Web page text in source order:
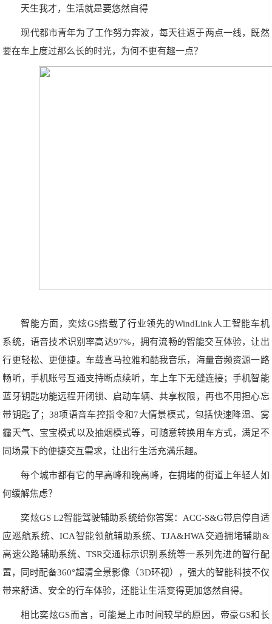
天生我才，生活就是要悠然自得
现代都市青年为了工作努力奔波，每天往返于两点一线，既然
要在车上度过那么长的时光，为何不更有趣一点？
智能方面，奕炫GS搭载了行业领先的WindLink人工智能车机
系统，语音技术识别率高达97%，拥有流畅的智能交互体验，让出
行更轻松、更便捷。车载喜马拉雅和酷我音乐，海量音频资源一路
畅听，手机账号互通支持断点续听，车上车下无缝连接；手机智能
蓝牙钥匙功能远程开闭锁、启动车辆、共享权限，再也不用担心忘
带钥匙了；38项语音车控指令和7大情景模式，包括快速降温、雾
霾天气、宝宝模式以及抽烟模式等，可随意转换用车方式，满足不
同场景下的便捷交互需求，让出行生活充满乐趣。
每个城市都有它的早高峰和晚高峰，在拥堵的街道上年轻人如
何缓解焦虑？
奕炫GS L2智能驾驶辅助系统给你答案：ACC-S&G带启停自适
应巡航系统、ICA智能领航辅助系统、TJA&HWA交通拥堵辅助&
高速公路辅助系统、TSR交通标示识别系统等一系列先进的智行配
置，同时配备360°超清全景影像（3D环视），强大的智能科技不仅
带来舒适、安全的行车体验，还能让生活变得更加悠然自得。
相比奕炫GS而言，可能是上市时间较早的原因，帝豪GS和长